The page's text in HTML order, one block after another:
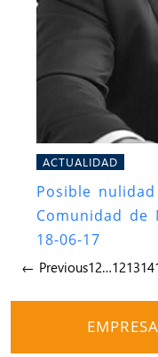
ACTUALIDAD
Posible
Comunidad de
18-06-17
← Previous12…121314